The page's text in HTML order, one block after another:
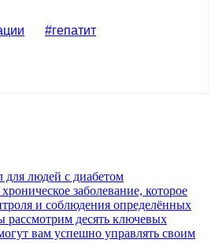
#гепатит
для людей с диабетом
заболевание, которое
и соблюдения определённых
рассмотрим десять ключевых
вам успешно управлять своим